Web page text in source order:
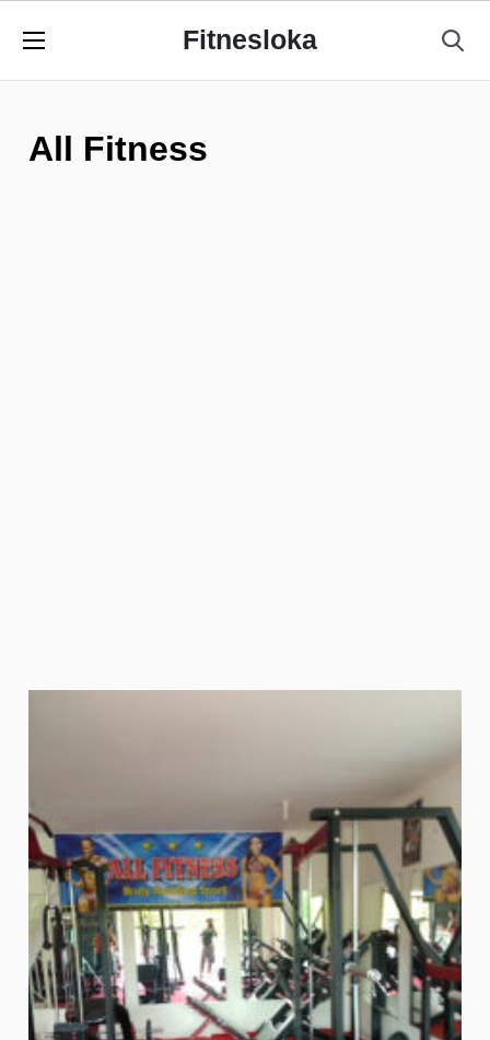
Fitnesloka
All Fitness